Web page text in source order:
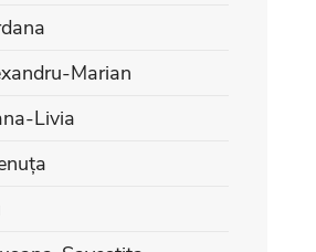
Marian
Livia